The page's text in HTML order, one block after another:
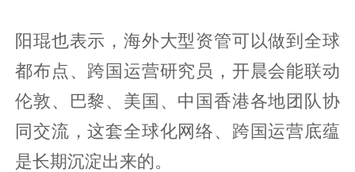
阳琨也表示，海外大型资管可以做到全球
都布点、跨国运营研究员，开晨会能联动
伦敦、巴黎、美国、中国香港各地团队协
同交流，这套全球化网络、跨国运营底蕴
是长期沉淀出来的。